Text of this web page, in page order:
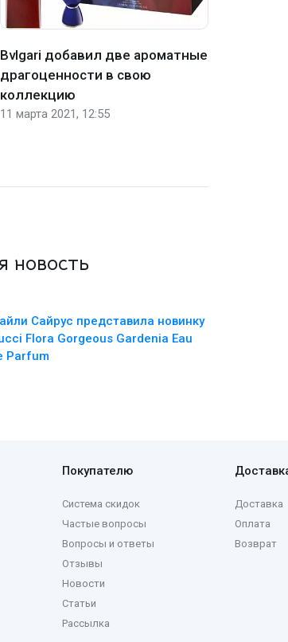
Bvlgari добавил две ароматные
драгоценности в свою
коллекцию
11 марта 2021, 12:55
новость
Сайрус представила новинку
Flora Gorgeous Gardenia Eau
Parfum
Покупателю
Система скидок
Частые вопросы
Вопросы и ответы
Отзывы
Новости
Статьи
Рассылка
Доставка
Оплата
Возврат